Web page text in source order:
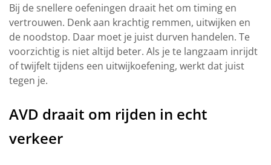
Bij de snellere oefeningen draait het om timing en
vertrouwen. Denk aan krachtig remmen, uitwijken en
de noodstop. Daar moet je juist durven handelen. Te
voorzichtig is niet altijd beter. Als je te langzaam inrijdt
of twijfelt tijdens een uitwijkoefening, werkt dat juist
tegen je.
AVD draait om rijden in echt
verkeer